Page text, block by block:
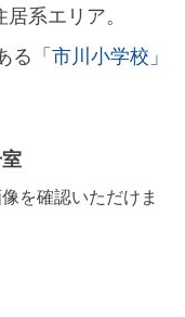
系エリア。
る 「市川小学校」
を確認いただけま